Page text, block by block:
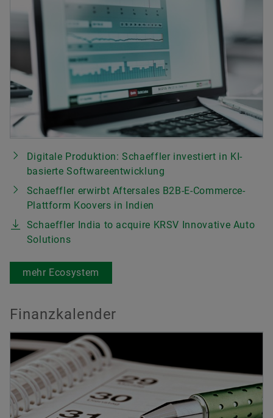
Digitale Produktion: Schaeffler investiert in KI-
basierte Softwareentwicklung
Schaeffler erwirbt Aftersales B2B-E-Commerce-
Plattform Koovers in Indien
Schaeffler India to acquire KRSV Innovative Auto
Solutions
mehr Ecosystem
Finanzkalender